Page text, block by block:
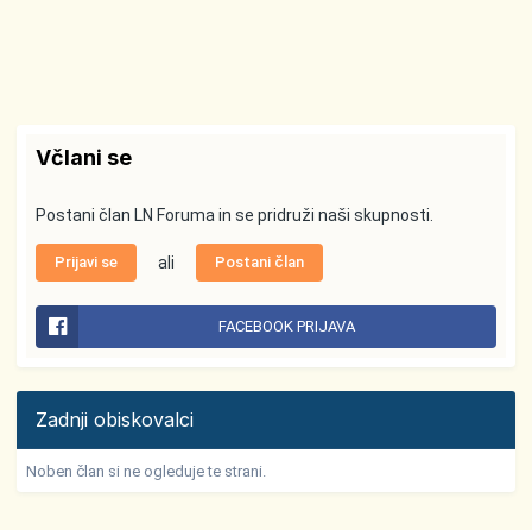
Včlani se
Postani član LN Foruma in se pridruži naši skupnosti.
Prijavi se ali Postani član
FACEBOOK PRIJAVA
Zadnji obiskovalci
Noben član si ne ogleduje te strani.